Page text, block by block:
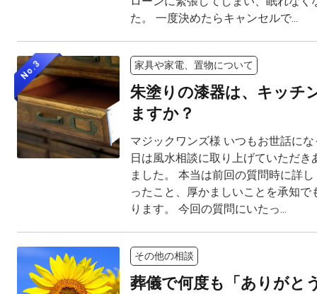
た。 一度決めたらキャンセルで...
No.3 家具や家電、置物について
朱塗りの漆器は、キッチ
ますか？
マジックワンズ様 いつもお世話に
日は風水相談に取り上げていただき
ました。 本当は前回の質問時に詳
ったこと、厚かましいことを承知で
ります。 今回の質問にいたっ...
その他の相談
葬儀で何度も「ありがと